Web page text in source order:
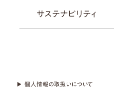
サステナビリティ
個人情報の取扱いについて